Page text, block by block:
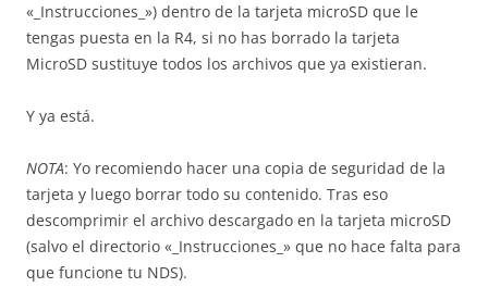
«_Instrucciones_») dentro de la tarjeta microSD que le
tengas puesta en la R4, si no has borrado la tarjeta
MicroSD sustituye todos los archivos que ya existieran.
Y ya está.
NOTA: Yo recomiendo hacer una copia de seguridad de la
tarjeta y luego borrar todo su contenido. Tras eso
descomprimir el archivo descargado en la tarjeta microSD
(salvo el directorio «_Instrucciones_» que no hace falta para
que funcione tu NDS).